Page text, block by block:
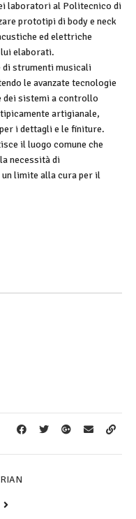
laboratori al Politecnico di
prototipi di body e neck
ed elettriche
elaborati.
di strumenti musicali
le avanzate tecnologie
dei sistemi a controllo
artigianale,
i dettagli e le finiture.
il luogo comune che
necessità di
limite alla cura per il